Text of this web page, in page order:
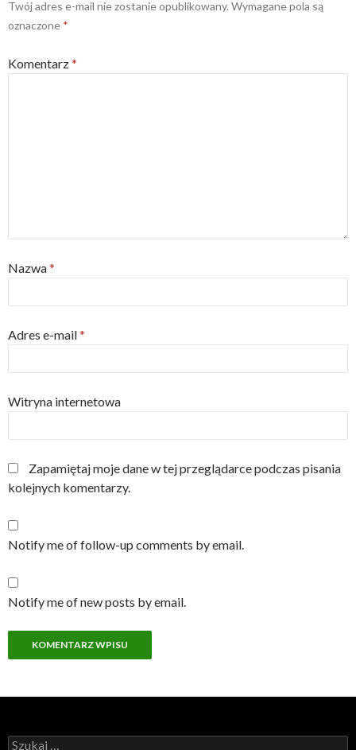
i
n
w
i
s
w
Twój adres e-mail nie zostanie opublikowany. Wymagane pola są
oznaczone *
Komentarz*
Nazwa*
Adres e-mail*
Witryna internetowa
Zapamiętaj moje dane w tej przeglądarce podczas pisania
kolejnych komentarzy.
Notify me of follow-up comments by email.
Notify me of new posts by email.
Szukaj: